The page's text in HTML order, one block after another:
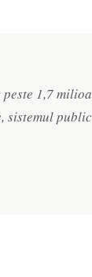
1,7
sistemul